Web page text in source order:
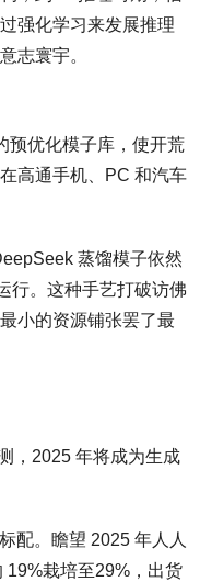
强化学习来发展推理
志寰宇。
预优化模子库，使开荒
高通手机、PC 和汽车
蒸馏模子依然
行。这种手艺打破访佛
小的资源铺张罢了最
，2025 年将成为生成
配。瞻望 2025 年人人
19%栽培至29%，出货